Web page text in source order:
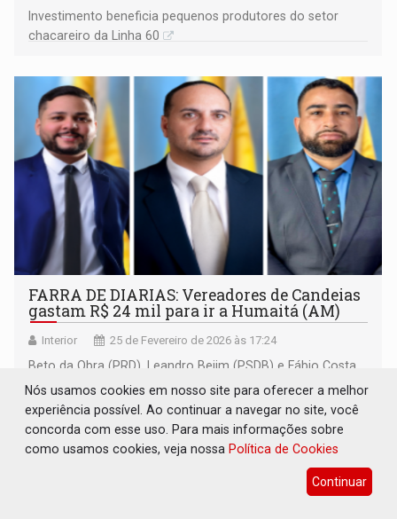
Investimento beneficia pequenos produtores do setor
chacareiro da Linha 60
FARRA DE DIARIAS: Vereadores de Candeias
gastam R$ 24 mil para ir a Humaitá (AM)
Interior 25 de Fevereiro de 2026 às 17:24
Beto da Obra (PRD), Leandro Bejim (PSDB) e Fábio Costa
(PSDB) receberam R$ 8 mil cada para uma viagem de
cinco dias
Nós usamos cookies em nosso site para oferecer a melhor
experiência possível. Ao continuar a navegar no site, você
concorda com esse uso. Para mais informações sobre
como usamos cookies, veja nossa Política de Cookies
Continuar